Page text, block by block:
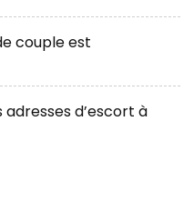
couple est
d’escort à